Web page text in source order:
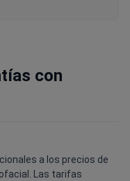
con
a los precios de
Las tarifas